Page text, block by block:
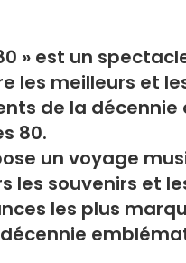
» est un
les meilleurs et
de la décennie
80.
un voyage
les souvenirs et
les plus